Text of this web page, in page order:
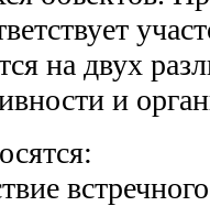
на двух
и